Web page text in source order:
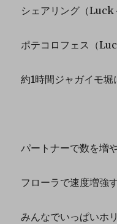
シェアリング（Luck
ポテコロフェス（
約1時間ジャガイモ堀
パートナーで数を増
フローラで速度増強
みんなでいっぱいホ